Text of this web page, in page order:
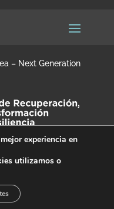
– Next Generation
experiencia en
utilizamos o